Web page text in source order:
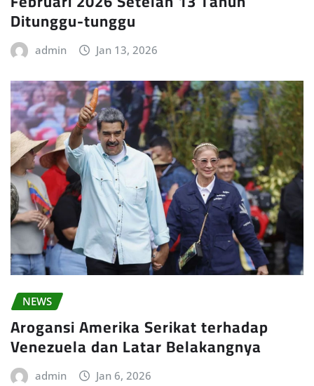
Ditunggu-tunggu
admin Jan 13, 2026
NEWS
Arogansi Amerika Serikat terhadap
Venezuela dan Latar Belakangnya
admin Jan 6, 2026